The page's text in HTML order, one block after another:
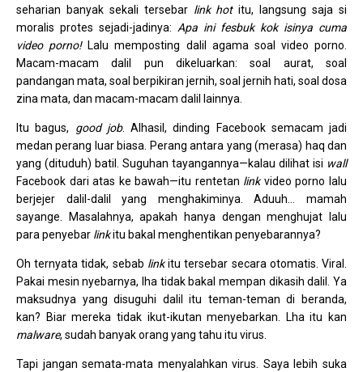
seharian banyak sekali tersebar link hotitu, langsung saja si
moralis protes sejadi-jadinya: Apa ini fesbuk kok isinya cuma
video porno!Lalu memposting dalil agama soal video porno.
Macam-macam dalil pun dikeluarkan: soal aurat, soal
pandangan mata, soal berpikiran jernih, soal jernih hati, soal dosa
zina mata, dan macam-macam dalil lainnya.
Itu bagus, good job. Alhasil, dinding Facebook semacam jadi
medan perang luar biasa. Perang antara yang (merasa) haq dan
yang (dituduh) batil. Suguhan tayangannya—kalau dilihat isi wall
Facebook dari atas ke bawah—itu rentetan linkvideo porno lalu
berjejer dalil-dalil yang menghakiminya. Aduuh… mamah
sayange. Masalahnya, apakah hanya dengan menghujat lalu
para penyebar linkitu bakal menghentikan penyebarannya?
Oh ternyata tidak, sebab linkitu tersebar secara otomatis. Viral.
Pakai mesin nyebarnya, lha tidak bakal mempan dikasih dalil. Ya
maksudnya yang disuguhi dalil itu teman-teman di beranda,
kan? Biar mereka tidak ikut-ikutan menyebarkan. Lha itu kan
malware, sudah banyak orang yang tahu itu virus.
Tapi jangan semata-mata menyalahkan virus. Saya lebih suka